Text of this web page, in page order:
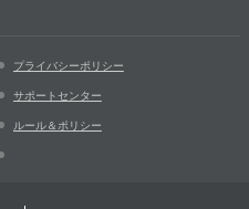
プライバシーポリシー
サポートセンター
ルール＆ポリシー